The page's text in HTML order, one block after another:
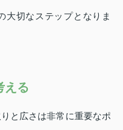
大切なステップとなりま
える
と広さは非常に重要なポ